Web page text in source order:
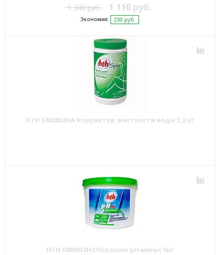
1 340 руб. 1 110 руб.
Экономия: 230 руб.
HTH S802852HA Корректор жесткости воды 1,2 кг
HTH S800813H2 Порошок рН минус 5кг